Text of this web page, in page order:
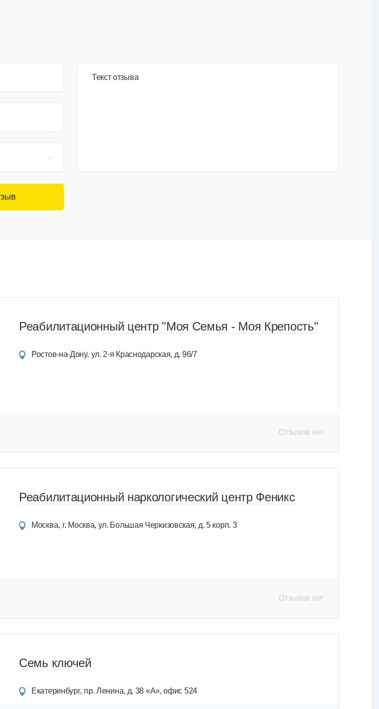
Текст отзыва
3+6=
Реабилитационный центр "Моя Семья - Моя Крепость"
Ростов-на-Дону ул. 2-я Краснодарская, д. 96/7
Отзывов нет
Реабилитационный наркологический центр Феникс
Москва г. Москва, ул. Большая Черкизовская, д. 5 корп. 3
Отзывов нет
Семь ключей
Екатеринбург пр. Ленина, д. 38 «А», офис 524